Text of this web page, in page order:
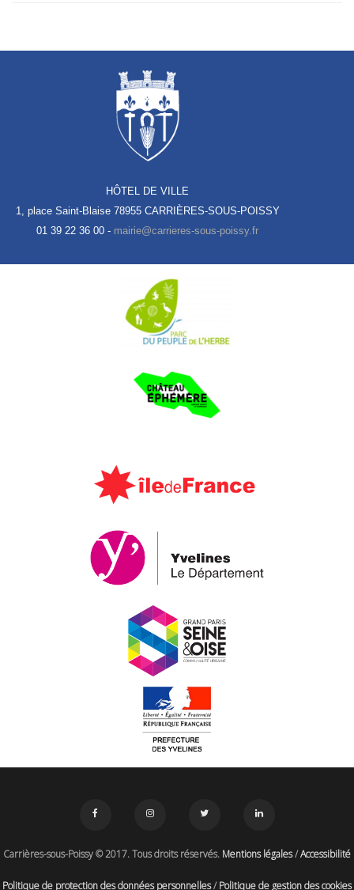
HÔTEL DE VILLE
1, place Saint-Blaise 78955 CARRIÈRES-SOUS-POISSY
01 39 22 36 00 -
Carrières-sous-Poissy © 2017. Tous droits réservés. Mentions légales/Accessibilité
Politique de protection des données personnelles/Politique de gestion des cookies